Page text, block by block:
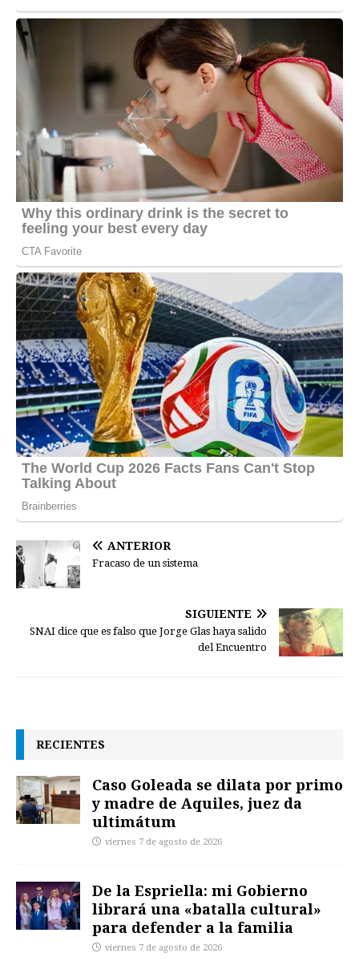
ANTERIOR
Fracaso de un sistema
SIGUIENTE
SNAI dice que es falso que Jorge Glas haya salido
del Encuentro
RECIENTES
Caso Goleada se dilata por primo
y madre de Aquiles, juez da
ultimátum
viernes 7 de agosto de 2026
De la Espriella: mi Gobierno
librará una «batalla cultural»
para defender a la familia
viernes 7 de agosto de 2026